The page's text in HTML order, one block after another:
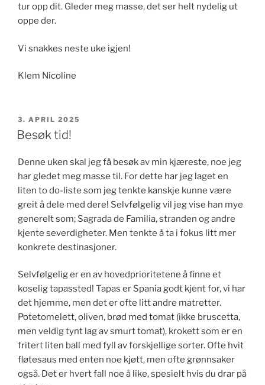
tur opp dit. Gleder meg masse, det ser helt nydelig ut
oppe der.
Vi snakkes neste uke igjen!
Klem Nicoline
PUBLISERT
3. APRIL 2025
Besøk tid!
Denne uken skal jeg få besøk av min kjæreste, noe jeg
har gledet meg masse til. For dette har jeg laget en
liten to do-liste som jeg tenkte kanskje kunne være
greit å dele med dere! Selvfølgelig vil jeg vise han mye
generelt som; Sagrada de Familia, stranden og andre
kjente severdigheter. Men tenkte å ta i fokus litt mer
konkrete destinasjoner.
Selvfølgelig er en av hovedprioritetene å finne et
koselig tapassted! Tapas er Spania godt kjent for, vi har
det hjemme, men det er ofte litt andre matretter.
Potetomelett, oliven, brød med tomat (ikke bruscetta,
men veldig tynt lag av smurt tomat), krokett som er en
fritert liten ball med fyll av forskjellige sorter. Ofte hvit
fløtesaus med enten noe kjøtt, men ofte grønnsaker
også. Det er hvert fall noe å like, spesielt hvis du drar på